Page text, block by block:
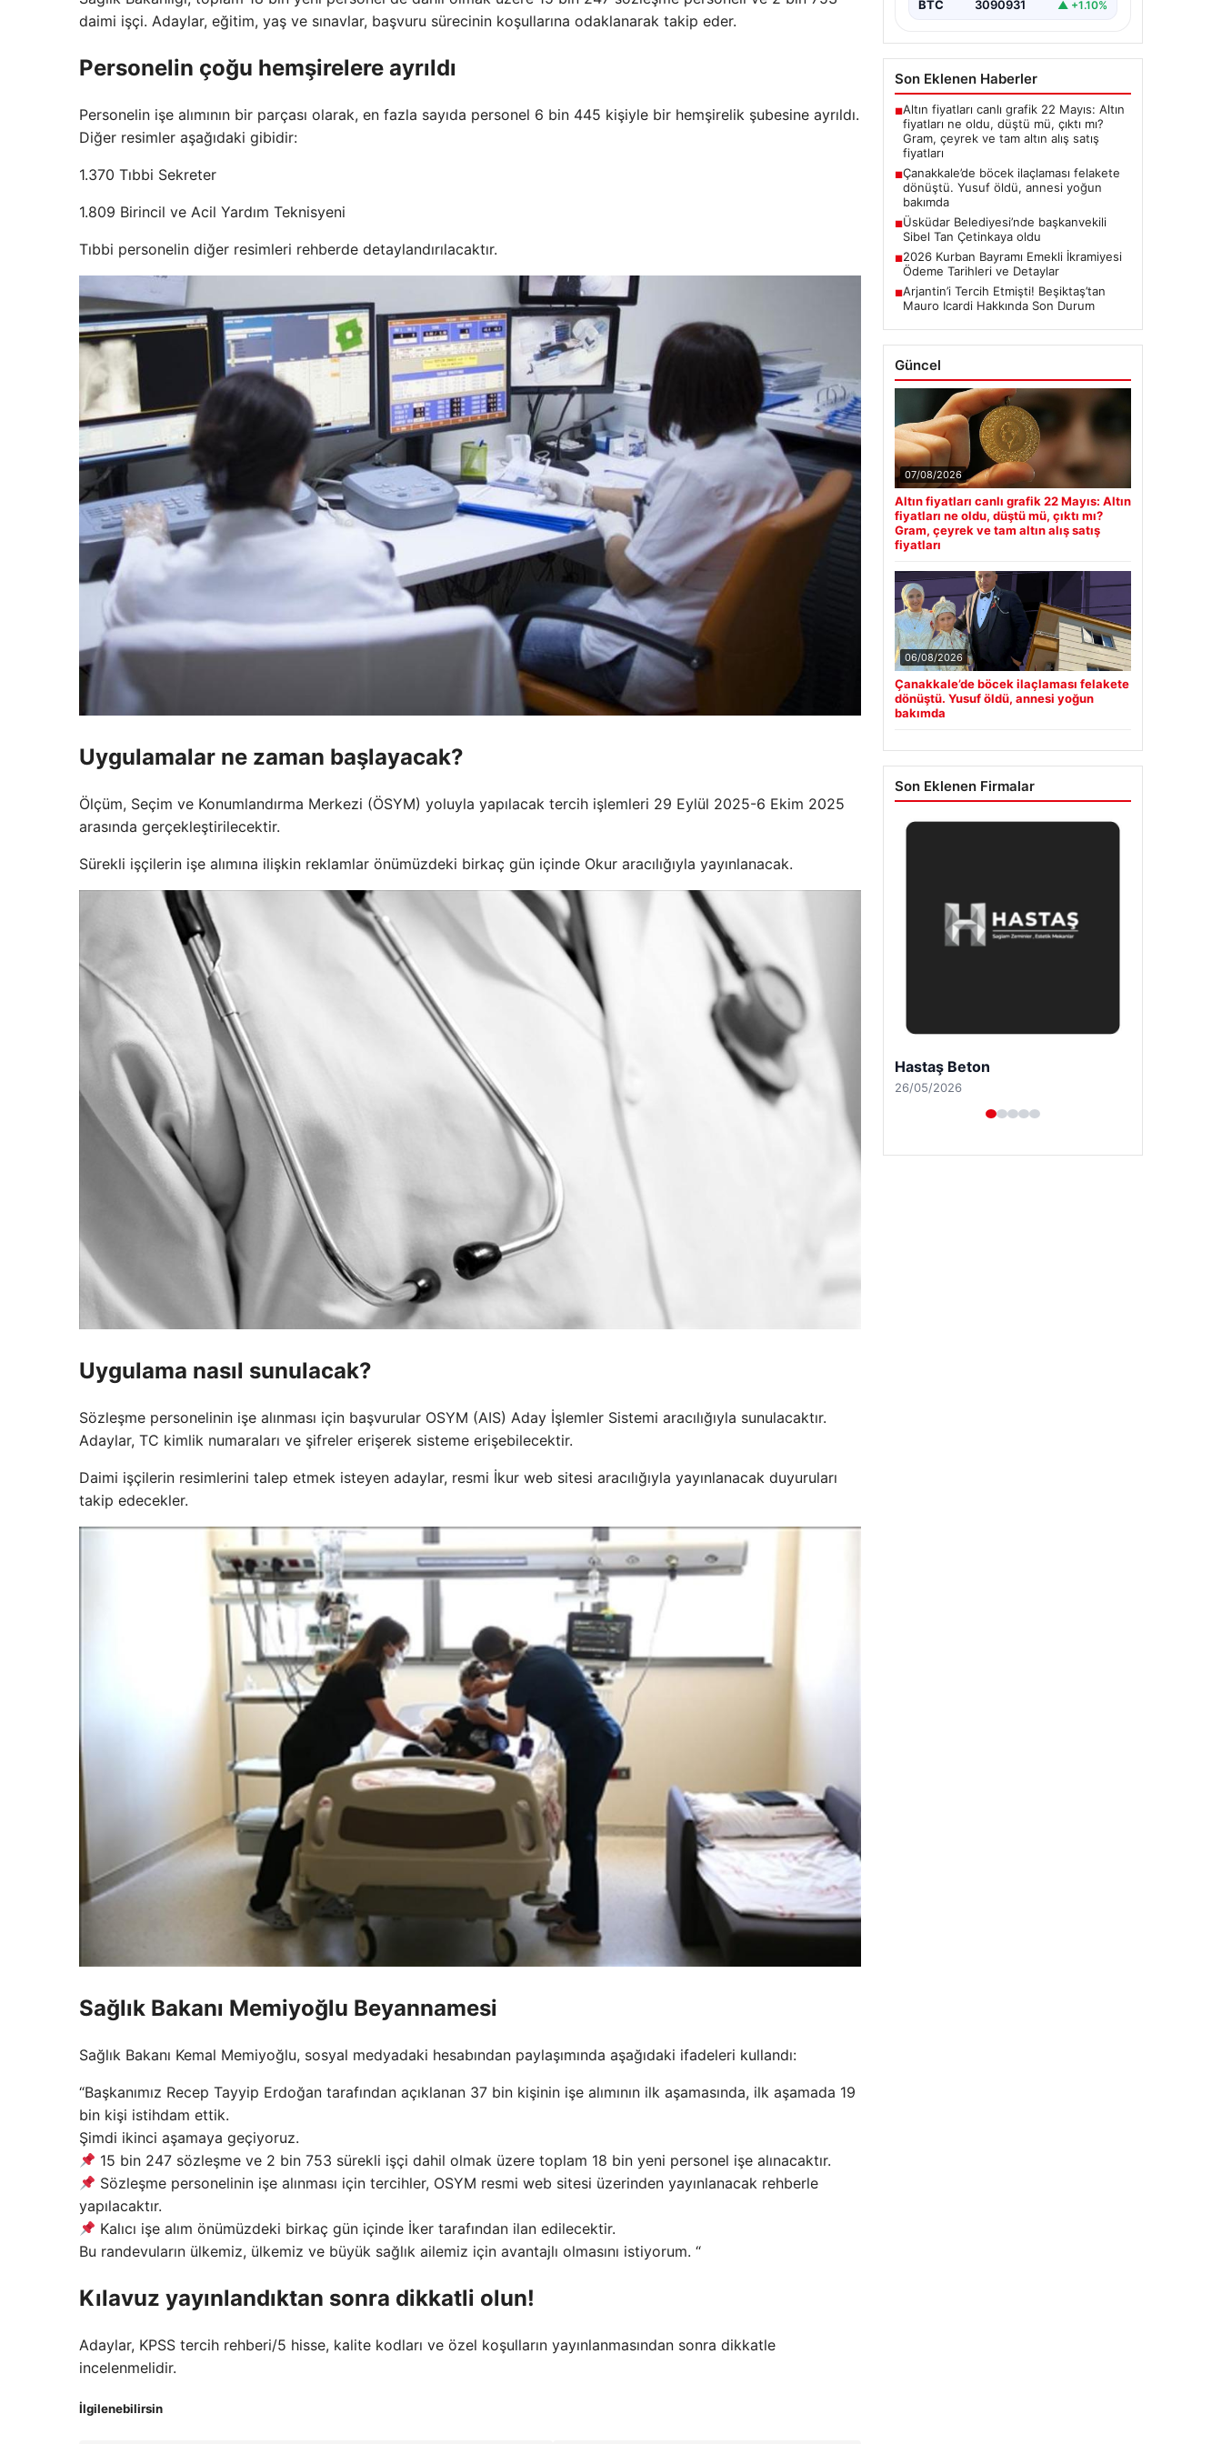
daimi işçi. Adaylar, eğitim, yaş ve sınavlar, başvuru sürecinin koşullarına odaklanarak takip eder.
Personelin çoğu hemşirelere ayrıldı
Personelin işe alımının bir parçası olarak, en fazla sayıda personel 6 bin 445 kişiyle bir hemşirelik şubesine ayrıldı.
Diğer resimler aşağıdaki gibidir:
1.370 Tıbbi Sekreter
1.809 Birincil ve Acil Yardım Teknisyeni
Tıbbi personelin diğer resimleri rehberde detaylandırılacaktır.
Uygulamalar ne zaman başlayacak?
Ölçüm, Seçim ve Konumlandırma Merkezi (ÖSYM) yoluyla yapılacak tercih işlemleri 29 Eylül 2025-6 Ekim 2025
arasında gerçekleştirilecektir.
Sürekli işçilerin işe alımına ilişkin reklamlar önümüzdeki birkaç gün içinde Okur aracılığıyla yayınlanacak.
Uygulama nasıl sunulacak?
Sözleşme personelinin işe alınması için başvurular OSYM (AIS) Aday İşlemler Sistemi aracılığıyla sunulacaktır.
Adaylar, TC kimlik numaraları ve şifreler erişerek sisteme erişebilecektir.
Daimi işçilerin resimlerini talep etmek isteyen adaylar, resmi İkur web sitesi aracılığıyla yayınlanacak duyuruları
takip edecekler.
Sağlık Bakanı Memiyoğlu Beyannamesi
Sağlık Bakanı Kemal Memiyoğlu, sosyal medyadaki hesabından paylaşımında aşağıdaki ifadeleri kullandı:
“Başkanımız Recep Tayyip Erdoğan tarafından açıklanan 37 bin kişinin işe alımının ilk aşamasında, ilk aşamada 19
bin kişi istihdam ettik.
Şimdi ikinci aşamaya geçiyoruz.
15 bin 247 sözleşme ve 2 bin 753 sürekli işçi dahil olmak üzere toplam 18 bin yeni personel işe alınacaktır.
Sözleşme personelinin işe alınması için tercihler, OSYM resmi web sitesi üzerinden yayınlanacak rehberle
yapılacaktır.
Kalıcı işe alım önümüzdeki birkaç gün içinde İker tarafından ilan edilecektir.
Bu randevuların ülkemiz, ülkemiz ve büyük sağlık ailemiz için avantajlı olmasını istiyorum. “
Kılavuz yayınlandıktan sonra dikkatli olun!
Adaylar, KPSS tercih rehberi/5 hisse, kalite kodları ve özel koşulların yayınlanmasından sonra dikkatle
incelenmelidir.
İlgilenebilirsin
BTC 3090931 ▲ +1.10%
Son Eklenen Haberler
■Altın fiyatları canlı grafik 22 Mayıs: Altın
fiyatları ne oldu, düştü mü, çıktı mı?
Gram, çeyrek ve tam altın alış satış
fiyatları
■Çanakkale’de böcek ilaçlaması felakete
dönüştü. Yusuf öldü, annesi yoğun
bakımda
■Üsküdar Belediyesi’nde başkanvekili
Sibel Tan Çetinkaya oldu
■2026 Kurban Bayramı Emekli İkramiyesi
Ödeme Tarihleri ve Detaylar
■Arjantin’i Tercih Etmişti! Beşiktaş’tan
Mauro Icardi Hakkında Son Durum
Güncel
07/08/2026
Altın fiyatları canlı grafik 22 Mayıs: Altın
fiyatları ne oldu, düştü mü, çıktı mı?
Gram, çeyrek ve tam altın alış satış
fiyatları
06/08/2026
Çanakkale’de böcek ilaçlaması felakete
dönüştü. Yusuf öldü, annesi yoğun
bakımda
Son Eklenen Firmalar
Enes Kaplan Avukatlık Bürosu
28/04/2026